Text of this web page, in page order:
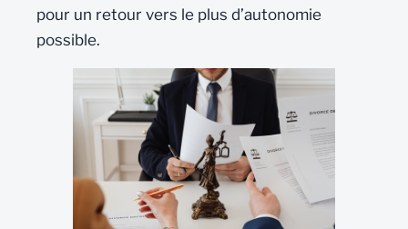
pour un retour vers le plus d’autonomie
possible.